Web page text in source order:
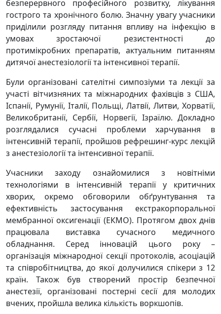
безперервного професійного розвитку, лікування
гострого та хронічного болю. Значну увагу учасники
приділили розгляду питання впливу на інфекцію в
умовах зростаючої резистентності до
протимікробних препаратів, актуальним питанням
дитячої анестезіології та інтенсивної терапії.
Були організовані сателітні симпозіуми та лекції за
участі вітчизняних та міжнародних фахівців з США,
Іспанії, Румунії, Італії, Польщі, Латвії, Литви, Хорватії,
Великобританії, Сербії, Норвегії, Ізраїлю. Докладно
розглядалися сучасні проблеми харчування в
інтенсивній терапії, пройшов рефрешинг-курс лекцій
з анестезіології та інтенсивної терапії.
Учасники заходу ознайомилися з новітніми
технологіями в інтенсивній терапії у критичних
хворих, окремо обговорили обґрунтування та
ефективність застосування екстракорпоральної
мембранної оксигенації (ЕКМО). Протягом двох днів
працювала виставка сучасного медичного
обладнання. Серед інновацій цього року –
організація міжнародної секції протоколів, асоціацій
та співробітництва, до якої долучилися спікери з 12
країн. Також був створений простір безпечної
анестезії, організовані постерні сесії для молодих
вчених, пройшла велика кількість воркшопів.